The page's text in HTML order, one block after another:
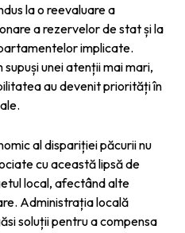
la o reevaluare a
a rezervelor de stat și la
implicate.
unei atenții mai mari,
au devenit priorități în
al dispariției păcurii nu
cu această lipsă de
local, afectând alte
Administrația locală
soluții pentru a compensa